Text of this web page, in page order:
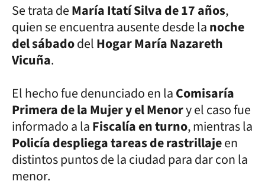
Se trata deMaría Itatí Silva de 17 años,
quien se encuentra ausente desde lanoche
del sábadodelHogar María Nazareth
Vicuña.
El hecho fue denunciado en laComisaría
Primera de la Mujer y el Menory el caso fue
informado a laFiscalía en turno, mientras la
Policía despliega tareas de rastrillajeen
distintos puntos de la ciudad para dar con la
menor.